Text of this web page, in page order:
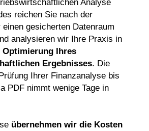
Analyse
reichen Sie nach der
einen gesicherten Datenraum
analysieren wir Ihre Praxis in
Optimierung Ihres
Ergebnisses. Die
Ihrer Finanzanalyse bis
PDF nimmt wenige Tage in
übernehmen wir die Kosten